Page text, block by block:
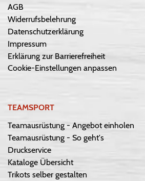
AGB
Widerrufsbelehrung
Datenschutzerklärung
Impressum
Erklärung zur Barrierefreiheit
Cookie-Einstellungen anpassen
TEAMSPORT
Teamausrüstung - Angebot einholen
Teamausrüstung - So geht's
Druckservice
Kataloge Übersicht
Trikots selber gestalten